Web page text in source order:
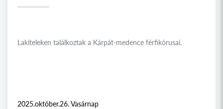
Lakiteleken találkoztak a Kárpát-medence férfikórusai.
2025.október.26. Vasárnap